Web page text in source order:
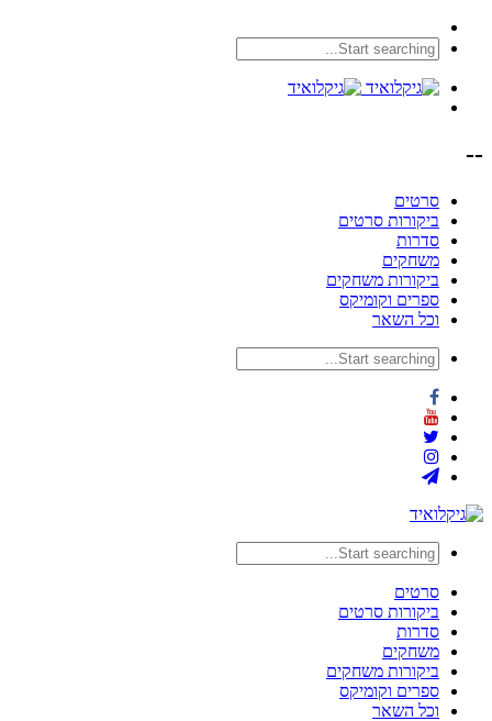
--
סרטים
ביקורות סרטים
סדרות
משחקים
ביקורות משחקים
ספרים וקומיקס
וכל השאר
סרטים
ביקורות סרטים
סדרות
משחקים
ביקורות משחקים
ספרים וקומיקס
וכל השאר